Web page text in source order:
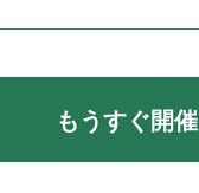
もうすぐ開催